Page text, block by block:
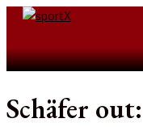
Skip
Schäfer